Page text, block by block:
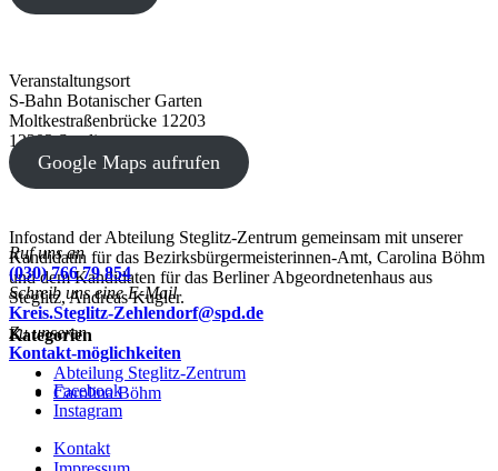
Veranstaltungsort
S-Bahn Botanischer Garten
Moltkestraßenbrücke 12203
12203 Steglitz
Google Maps aufrufen
Infostand der Abteilung Steglitz-Zentrum gemeinsam mit unserer
Kandidatin für das Bezirksbürgermeisterinnen-Amt, Carolina Böhm
und dem Kandidaten für das Berliner Abgeordnetenhaus aus
Steglitz, Andreas Kugler.
Kategorien
Abteilung Steglitz-Zentrum
Carolina Böhm
Ruf uns an
(030) 766 79 854
Schreib uns eine E-Mail
Kreis.Steglitz-Zehlendorf@spd.de
Zu unseren
Kontakt-möglichkeiten
Facebook
Instagram
Kontakt